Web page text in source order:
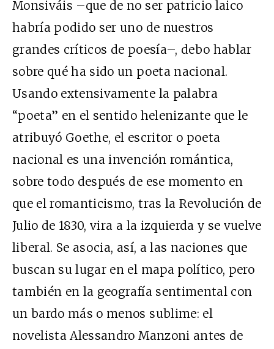
Monsiváis –que de no ser patricio laico
habría podido ser uno de nuestros
grandes críticos de poesía–, debo hablar
sobre qué ha sido un poeta nacional.
Usando extensivamente la palabra
“poeta” en el sentido helenizante que le
atribuyó Goethe, el escritor o poeta
nacional es una invención romántica,
sobre todo después de ese momento en
que el romanticismo, tras la Revolución de
Julio de 1830, vira a la izquierda y se vuelve
liberal. Se asocia, así, a las naciones que
buscan su lugar en el mapa político, pero
también en la geografía sentimental con
un bardo más o menos sublime: el
novelista Alessandro Manzoni antes de